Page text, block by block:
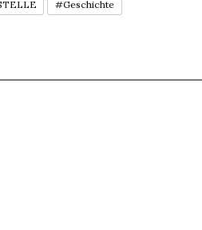
#Geschichte